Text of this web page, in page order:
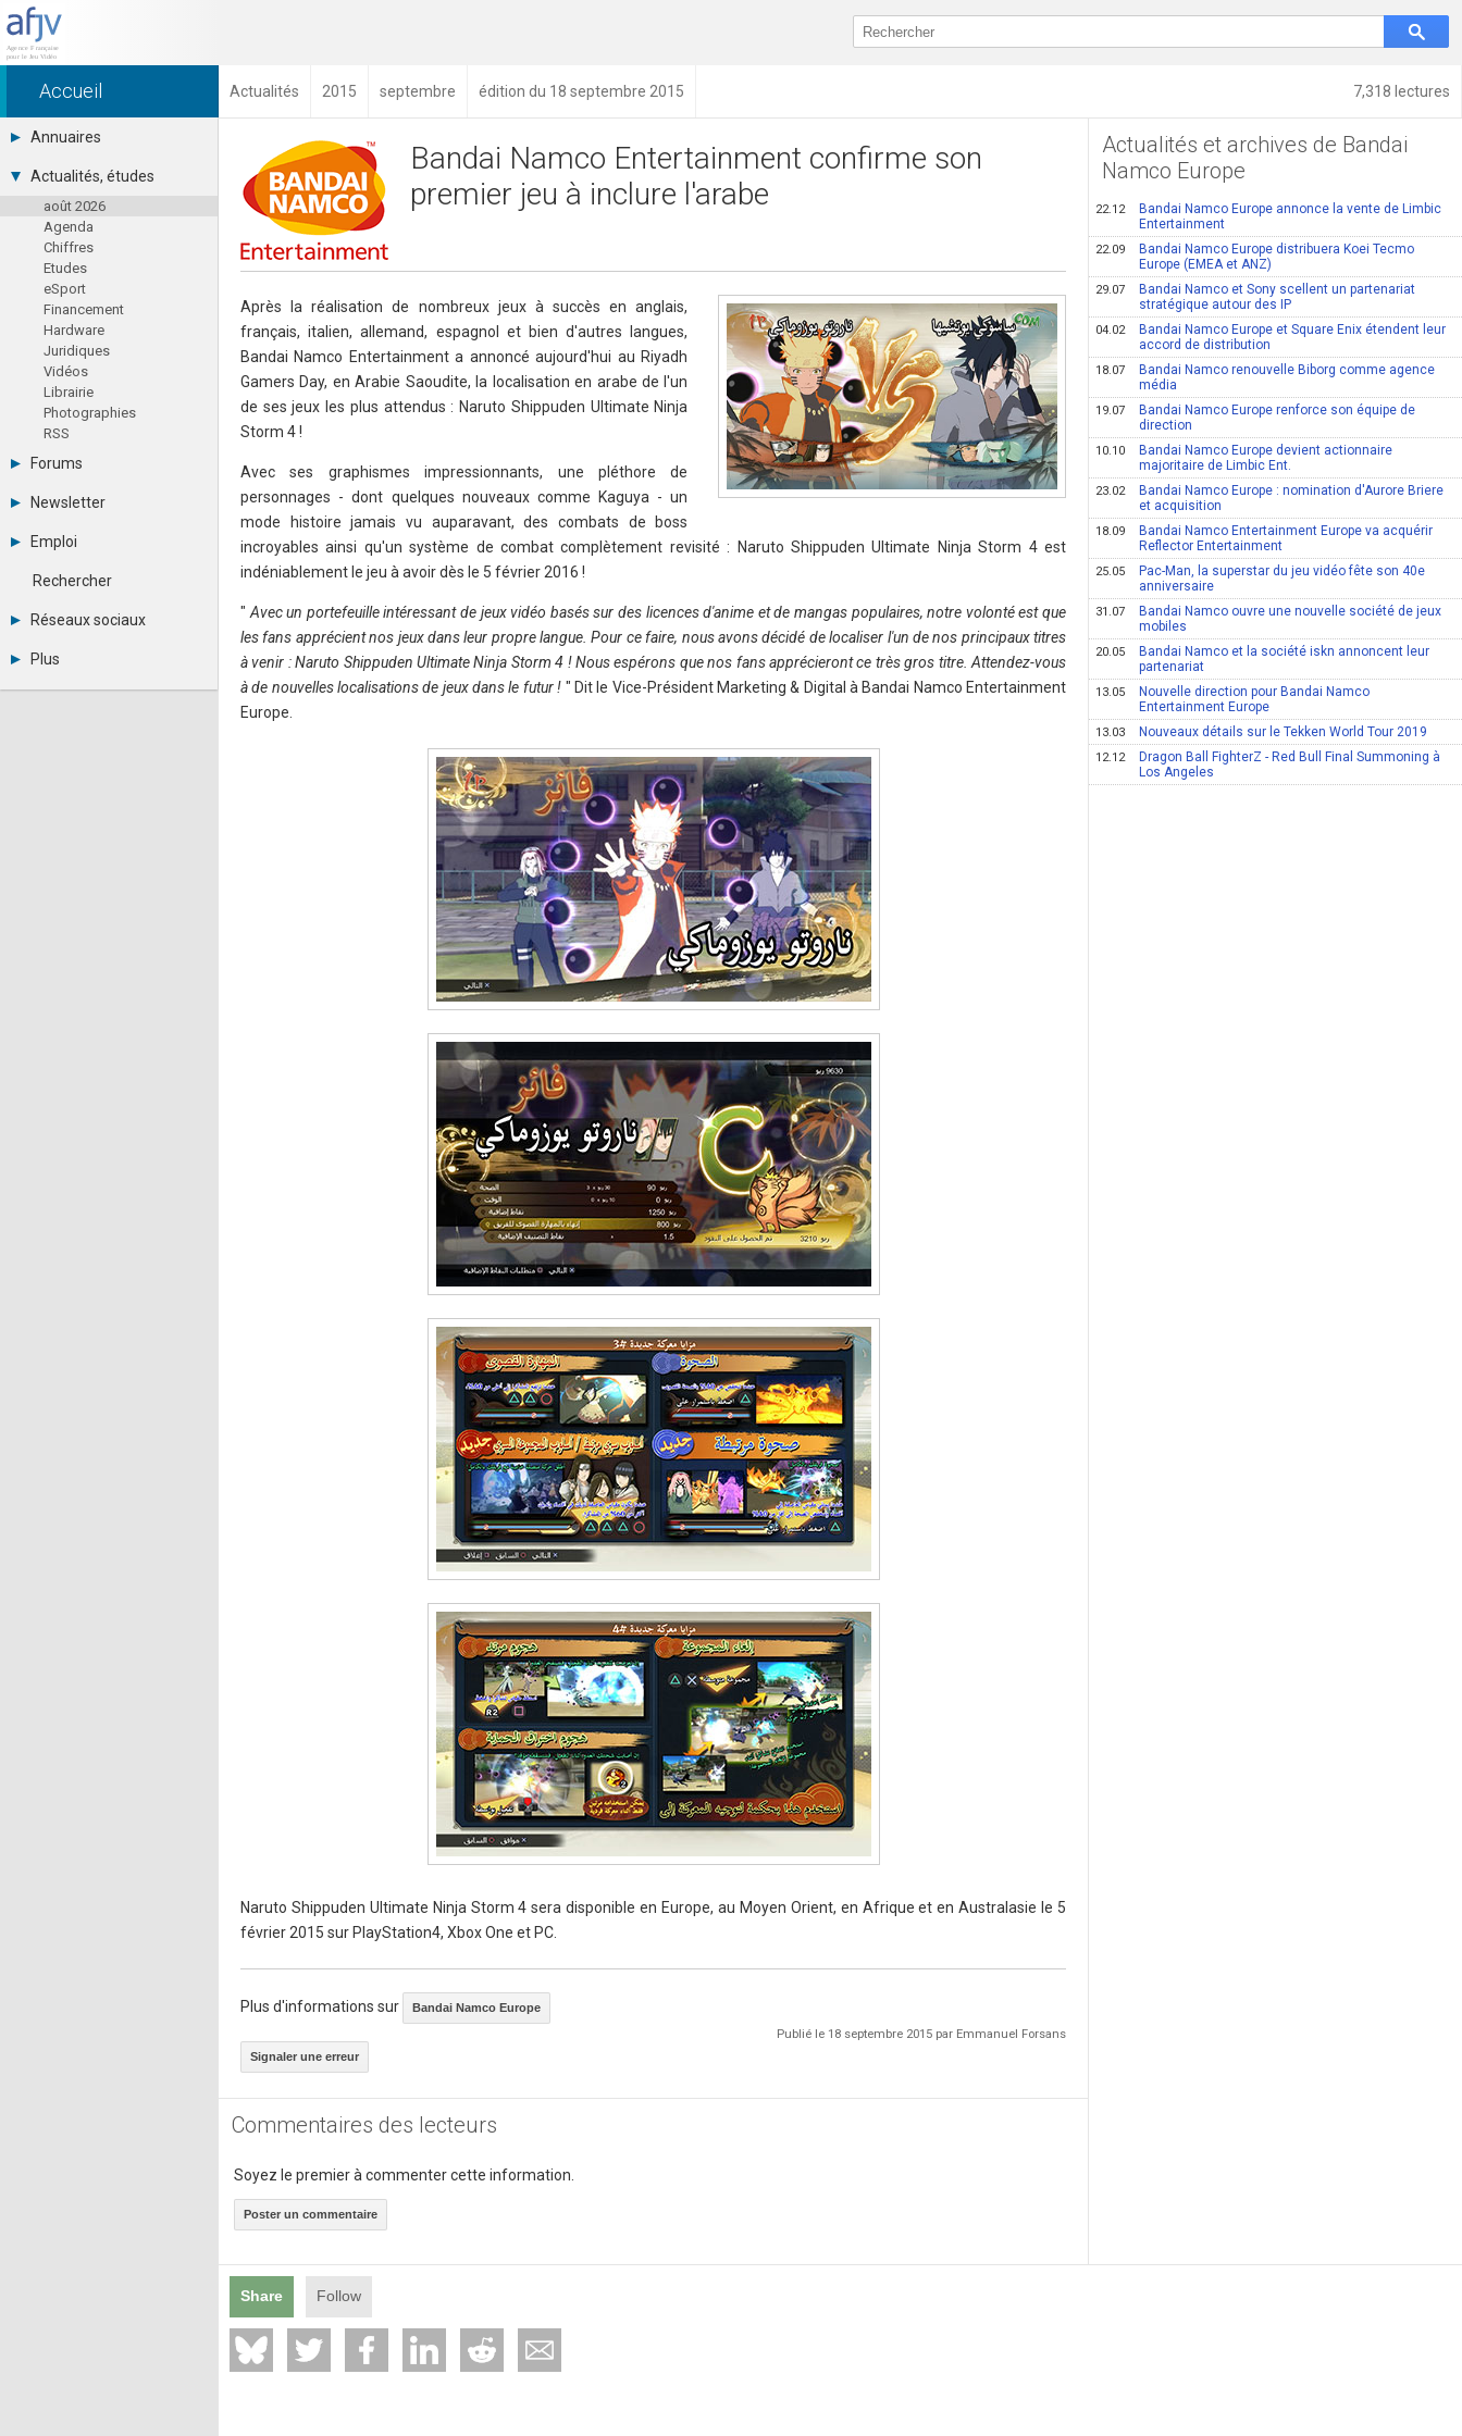
7,318 lectures
Accueil Actualités 2015 septembre édition du 18 septembre 2015
Annuaires
Toutes les sociétés (691)
Studios (418)
Editeurs (49)
Distributeurs (16)
Hard. / Accessoires (10)
Middlewares (15)
Prestataires (99)
Assoc. / Syndicats (21)
Formations / Ecoles (46)
Presse spécialisée (17)
Actualités, études
août 2026
Agenda
Chiffres
Etudes
eSport
Financement
Hardware
Juridiques
Vidéos
Librairie
Photographies
RSS
Forums
Tous les forums
Se connecter
Messages privés
Contacter un modérateur
Newsletter
Archives
Abonnement
Emploi
Consulter les annonces
Observatoire de l'emploi
Rechercher
Réseaux sociaux
LinkedIn
Plus
Annonceurs
Bandai Namco Entertainment confirme son
premier jeu à inclure l'arabe
Après la réalisation de nombreux jeux à succès en anglais,
français, italien, allemand, espagnol et bien d'autres langues,
Bandai Namco Entertainment a annoncé aujourd'hui au Riyadh
Gamers Day, en Arabie Saoudite, la localisation en arabe de l'un
de ses jeux les plus attendus : Naruto Shippuden Ultimate Ninja
Storm 4 !
Avec ses graphismes impressionnants, une pléthore de
personnages - dont quelques nouveaux comme Kaguya - un
mode histoire jamais vu auparavant, des combats de boss
incroyables ainsi qu'un système de combat complètement revisité : Naruto Shippuden Ultimate Ninja Storm 4 est
indéniablement le jeu à avoir dès le 5 février 2016 !
" Avec un portefeuille intéressant de jeux vidéo basés sur des licences d'anime et de mangas populaires, notre volonté est que
les fans apprécient nos jeux dans leur propre langue. Pour ce faire, nous avons décidé de localiser l'un de nos principaux titres
à venir : Naruto Shippuden Ultimate Ninja Storm 4 ! Nous espérons que nos fans apprécieront ce très gros titre. Attendez-vous
à de nouvelles localisations de jeux dans le futur ! " Dit le Vice-Président Marketing & Digital à Bandai Namco Entertainment
Europe.
Naruto Shippuden Ultimate Ninja Storm 4 sera disponible en Europe, au Moyen Orient, en Afrique et en Australasie le 5
février 2015 sur PlayStation4, Xbox One et PC.
Plus d'informations sur Bandai Namco Europe
Publié le 18 septembre 2015 par Emmanuel Forsans
Signaler une erreur
Commentaires des lecteurs
Soyez le premier à commenter cette information.
Poster un commentaire
Actualités et archives de Bandai
Namco Europe
22.12
Bandai Namco Europe annonce la vente de Limbic
Entertainment
22.09
Bandai Namco Europe distribuera Koei Tecmo
Europe (EMEA et ANZ)
29.07
Bandai Namco et Sony scellent un partenariat
stratégique autour des IP
04.02
Bandai Namco Europe et Square Enix étendent leur
accord de distribution
18.07
Bandai Namco renouvelle Biborg comme agence
média
19.07
Bandai Namco Europe renforce son équipe de
direction
10.10
Bandai Namco Europe devient actionnaire
majoritaire de Limbic Ent.
23.02
Bandai Namco Europe : nomination d'Aurore Briere
et acquisition
18.09
Bandai Namco Entertainment Europe va acquérir
Reflector Entertainment
25.05
Pac-Man, la superstar du jeu vidéo fête son 40e
anniversaire
31.07
Bandai Namco ouvre une nouvelle société de jeux
mobiles
20.05
Bandai Namco et la société iskn annoncent leur
partenariat
13.05
Nouvelle direction pour Bandai Namco
Entertainment Europe
13.03 Nouveaux détails sur le Tekken World Tour 2019
12.12
Dragon Ball FighterZ - Red Bull Final Summoning à
Los Angeles
Share Follow